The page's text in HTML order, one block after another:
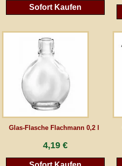
Sofort Kaufen
Glas-Flasche Flachmann 0,2 l
4,19 €